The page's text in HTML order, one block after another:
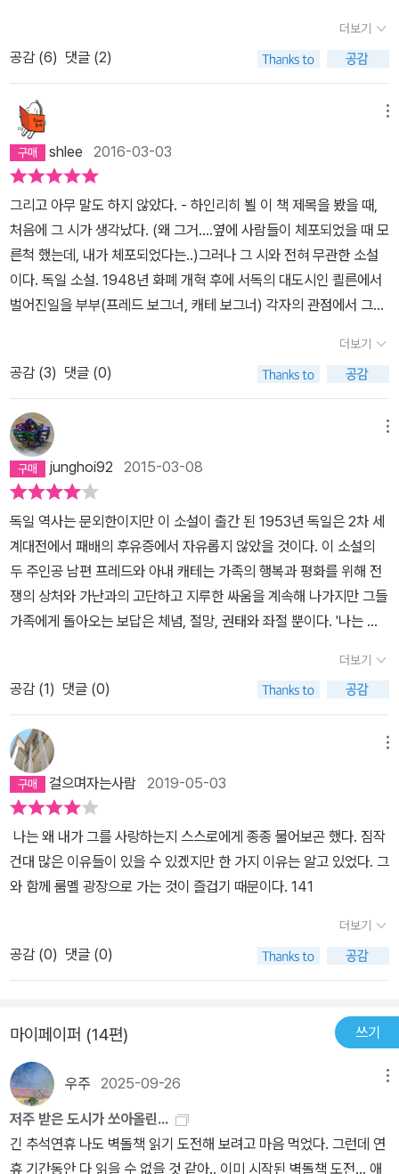
배경에는 무력감에 빠진 보그너 씨가 행사하는 가정폭력을 하나의 원
인으로 꼽을 수 있을 것이다. 도저히 벗어날 수 없을 것 같은 가난이
횡행하는 가운데서도, 하나 같이 살찐 가톨릭 사제들과 드로기스트
(일종의 쁘띠 부르주아)들의 구호가 난무하는 쾰른이라는 대도시의
삶은 사회적 양극화가 심각한 사회문제로 대두되고 있는 지금의 그것
과 다를 게 없다는 느낌이 불쑥 들었다. 제발트 선생 덕분에 독일 폐허
문학에 대해 많은 관심을 갖게 되었는데, 현장에서 패전 이후 독일의
비참한 현실을 직접 경험한 하인리히 뵐의 글을 통해 폐허문학의 실
체와 마주하게 되었다. 며칠 전에 7년 전에 산 책을 드디어 서가의 귀
퉁이에서 발견했다. 집에 멀쩡하게 있는 책을 두고 도서관에서 빌려
다 읽었다니. 리뷰도 어떻게 대강 쓴 그런 기분이다. 리뷰가 나의 기록
을 위한 것이라는 걸 생각한다면 썩 나쁘지 않은 것 같기도 하고. 그래
서 책은 빨랑 읽고 나서 바로 기억이 휘발되기 전에 써야 한다니깐.
하게 바라보고, 측은하지 않아보이는 아이들을 걱정하고-너무도 정
상적인 미소를 짓는 그들을 걱정하고-, 내심 아이들의 얼굴이 어둡기
를 바라는 캐테가-그러나 소설에서 이런 식의 노골적인 정서 표현은
일어나지 않는다- 나는 무서웠다. 캐테는 다른 이의 불행을 통해 보상
받고 싶은 것일지도 몰랐다. 더 행복해지기 위해 자신보다 불행한 사
람이 필요하다는 것은 소설과 현실의 맥락을 잇는, 인간의 본능 같은
것일까, 잠깐 그런 생각을 했다. 하지만 이것은약100년 쯤 전에 프랑
수아즈 사강이 <브람스를 좋아하세요?>에서 시몽을 바라보면서 했
던 생각이, 내 기억에 남아있는 것일 뿐이다. 아마도 캐테가 그런 여자
로 보였던 것은, 갑자기 사강의 소설이 머릿속에 떠올랐기 때문일 것
이다. 그렇다고 캐테를 아이들을 끔찍히 사랑하는 그저 어머니인 여
자로 바라볼 수 없는 노릇이다. 그녀에게는 욕망이 좌절된 채로 남아
프게 하는 프레드-아픈 만큼 계속 사랑하고, 버릴 수 없고, 품을 수도
유보된 상태의사랑을, 지속하고 싶어하는 캐테가 읽혔다. 그를 위해
더 예쁘게 보이고 싶고, 매춘부로 오인될지라도 꼬박꼬박 그를 만나
기 위해 호텔을 찾는 것이다.캐테는 이미 너무 많이 초라해진 여자고,
그나마 다행인 것은 프레드는 그녀에게 몇 번이고 반하는 남자라는
사실이다. 하지만 그런 프레드는 남편이나 아버지로 불리기에는 다소
부족한 사람이다. 그것이 그녀의 가장 큰 불행인 것이다.그러나 이 소
설은 분명히 해피엔딩이다.최근에 읽은 책들 중에서 가장 마음을 울
리는 끝이었다. 다시 처음, 첫 페이지로 돌아가 소설을 다시 시작하고
싶게 만들었다. 아주 단순한 끝이지만, 단순하지 않으면 어떻게 끝냈
을까 싶은 소설이었기에 이런 끝이 좋았다. 결국 아무 일도 일어나지
않았고, 어쩌면 이 소설의 마지막 페이지 그 이상의 시간이 지나간 후
소설인 것이 그나마 위안이 된다. 아직도 프레드가캐테와 한 침대에
누워, 자신에게 등을 보이고 그녀가 누워 있다는 이유로상처받았던,
그 장면이 잊히지 않는다. 불을 끈 방에서 보이지 않는 그녀가 등을 돌
리고 누웠는지 아닌지를 확인하기 위해 손을 뻗어보는 프레드. 사랑
이 계속된다는 것이 사람의 마음을 아프게 만들기도 한다. 그래서 생
각해보면 사랑하는 사람들은 나약해서 사랑에 빠지는 것이 아니라,
사랑에 빠져 있는 상태를 견딜만큼은 힘이 있기에 사랑에 빠지는 것
본 같은 경우 딱딱한 첫장이 삐거덕 거리면서 넘어가는 기분, 이렇게
얘기하면 꼭 변태 같겠지만 마치 세상의 첫날 드디어 불 끄고 더듬더
듬 거리면서 살짝 공간을 넓히는 그런 기분, 뭐? 진짜 변태라고? 중요
한 얘기하는 순간이니 그딴 건 나중에 결정하기로 하고, 첫문장을 딱
읽었는데, '일이 끝나고 급료로 받은 수표를 현금으로 바꾸기 위해 은
행에 갔다.' 어, 이거. 읽은 거다. 그러니 여지껏 사놓고 읽지 않았다고
반성했던 건 전부 헛지랄이었다. 내가 원래 책을 얌전하게 읽는 습관
이라 완벽하게 새 책인줄 알았다. 한 번 벌렸던 양장본의 하드커버도
꽉 끼는 책장 속에 오래 두면 다시 처음처럼 꼭 다물어지는 모양이다.
거 사람의 가랑이하고는 좀 다르네. (이쯤에서 난 변태성에 관한 번민
을 고민하기 시작한다.) 그래서 책을 읽으면 메모 형식의 아주 짧은
자국으로라도 독후감을 써야 하는 거다. 이런 지랄 하지 않게. 뭐 하긴
이래서 좋은 책 한 번 더 읽는 것이긴 하다. 내가 읽은 하인리히 뵐은
순서대로 세권. <카탈리나 블룸의 잃어버린 명예> <어느 어릿광대의
하자면, 각기 다른 출판사에서 다른 사람이 번역했고, 대체로 책 제목
짓기에 곤란을 느끼는 듯 상당히 제목이 긴 편이다. <카탈리나...>에
선 무소불위 제 4의 권력인 매스컴 앞에서 무너지는 개인성을 보며
뵐에 흥미를 느끼기 시작했고, <..어릿광대..>를 읽고는 단박에 뵐의
팬이 되기로 결정했으며 <...어릿광대..>에 얼마나 빠져버렸는지 이
<그리고...>는 읽었는지 안 읽었는지도 가물가물한 처지가 됐는데 그
건 이 책의 분량이 너무 얇기 때문이기도 하다는 결론을, 이번에 다시
읽으며 내렸는데 암만해도 핑계 혹은 변명 아냐? <카탈리나...> 역시
아무 독후감도 쓰지 않았지만 매스컴의 무지막지한 폭력을 아마 카프
고 있는 반면, <그리고...>는 프레드와 아내 캐테의 가난한 생활과 그
속의 사랑, 즉, 한 마디로 궁상스런 장면이 뇌속에서 특징지워지지 않
아서 그랬던 거 같다. 다시 읽어본 <그리고...>. 새삼스레 깜놀. 본문
이 230쪽 밖에 되지 않지만 읽으면서 쓸쓸함과 안타까움을 공기와
함께 내내 허파에 담을 수밖에 없게 만드는 뵐의 글. 전쟁 후 자신이
이렇게 살았었을까? 그래서 곤궁과 그것으로 인한 가족의 이산과 그
럼에도 넘쳐흐르는 가족애와 서로가 서로를 생각할 때마다 안타깝고
갈증하고 천천히 지쳐버리는 사랑과 가족애. 전쟁에 참전했던 자, 그
것이 전쟁을 겪음으로 해서 유발되었는지 전쟁이 아니더라도 주인공
프레드 안에 이미 내재해 있었는지 확실하게 밝히지는 않지만 혈관을
서를 밟을 수밖에 없는 피곤의 절정 속에 프레드는 오늘도 누군가에
더보기
공감 (6) 댓글 (2)
shlee 2016-03-03
그리고 아무 말도 하지 않았다. - 하인리히 뵐 이 책 제목을 봤을 때,
처음에 그 시가 생각났다. (왜 그거….옆에 사람들이 체포되었을 때 모
른척 했는데, 내가 체포되었다는..)그러나 그 시와 전혀 무관한 소설
이다. 독일 소설. 1948년 화폐 개혁 후에 서독의 대도시인 쾰른에서
벌어진일을 부부(프레드 보그너, 캐테 보그너) 각자의 관점에서 그린
징집된다. 그리고전쟁이 끝난 뒤 군대에서 배운 전화교환 기술로 성
당 전환교환수가 된다. 한달 임금 320마르크. 이게 정확히 얼마인지
모르겠지만, 부인과 아이 3명(클레멘스, 카를라)을 위해 제대로 된 집
한 채 구할 수 없을 정도로 찢어지게가난하다. 5식구가 위선적인 가
톨릭 신자 프랑케 부인 단칸방에서 눈치를 보며 살았는데, 프레드 보
그너가, 한 집에 살 수도 없을 만큼 물리적으로 좁기도하지만, 자신의
폭력성을 주체하지 못하고 집에 나와 떠돌이 생활을 한다. 가난 속의
아이들에게는, ‘절망스럽과 무의미한 겸손이 느껴진다’ 프레드와 캐
테는 가끔씩 숲에서, 공원에서, 모텔에서 만나 짧은 시간 동안 부부관
계를 맺는다. 캐테는 남편을만나면서 설레하지만, 그런 자신의 모습
이 한심하기도 하고 매춘 여성과 뭐가 다르냐고 반문한다. “난 매춘부
가 아니니까요. 난 매춘부들에게 아무런 반감도 없지만, 프레드, 난 매
춘부가 아니에요. 난당신을 만나러 와서 망가진 집의 현관이나 밭에
서 당신과 함께 있다가 집에가요. 끔찍해요. 전차에 오를 때마다 당신
다는 생각이 들어 끔찍하다고요. 그런여자들이 몸을 팔고 얼마나 받
는지는 잘 모르지만요’ 부인과 함께 밤을 보낼 모텔비를 구하기 위해
프레드가 돈을 빌리러 다닌다. 우여곡절끝에 부인과 모텔에서 지내는
데, 부인이 넷째를 임신한 사실을 알게 된다. 이 책의 역자해설에서는,
네번째 아이를 가진 캐테 역시 사회 부적응자라고보았다. 그 당시 아
이를 많이 갖지 말라는 사회적 권유가 있었다고 한다. 여하간, 책의 배
경으로 봐서도 네번째 아이는 정말 무책임하고 경솔한행동의 결과이
보며 헤어져야 하는거 아닌가라는 생각을 한다. 그러나, 프레드는부
인을 집으로 보내고 다시 성당으로 돌아와 권태와 좌절을 느끼게 하
는 성당에서 전화교환수 일을 하다가 부인과 헤어질 수 없다는 생각
난다..아. 프레드가 집에 가는구나…라는생각이 들면서도 뭔가 찜찜하
다. 복닥거리는 그 집에 돌아가서 뭘 어쩌란 말인가. 캐테와 아이들의
반응은 어떨까? 등등….그런데 역자해설이 흥미로웠다. ‘뵐은 원래 프
레드 보그너의 귀향을묘사하는 14장을 구사했지만 실제로 쓰지는 않
았다. 가난은사회적 책임이란 사실이 작품에서 분명히 제시되었는데
아내에 대한 사랑을 재발견하고 집에 돌아간다고 해서 사회적 환경이
더보기
공감 (3) 댓글 (0)
junghoi92 2015-03-08
독일 역사는 문외한이지만 이 소설이 출간 된 1953년 독일은 2차 세
계대전에서 패배의 후유증에서 자유롭지 않았을 것이다. 이 소설의
두 주인공 남편 프레드와 아내 캐테는 가족의 행복과 평화를 위해 전
쟁의 상처와 가난과의 고단하고 지루한 싸움을 계속해 나가지만 그들
가족에게 돌아오는 보답은 체념, 절망, 권태와 좌절 뿐이다. '나는 몇
9 '눈에 보이지도 않고 정의 내일수도 없지만 실제로 존재하는 가난
이라는 먼지는 나의 폐와 심장과 뇌에 쌓여, 내몸의 순환을 지배하며
이제 호흡곤란을 일으키고 있다' (프레드이 관점) p62 그러므로 빈
자(貧者)를 도와주고 구원해 줄 의무(?)가 있는 부자 (프랑케 부인)
들과 종교 (카톨릭 신부) 에 대한 반감과 증오는 어찌보면 당연한 감
정적 반응이다. '대부분의 신부들은 고행자처럼 보이는 행운을 누리
지 못했고, 거의가 너무 뚱둥하고 너무 건강해 보였다' p72 아내 캐
테는 남편 프레드를 사랑하지만 아이들을 지켜내기 위해서 남편과 헤
어지기로 결심한다. 소설에는 간접적으로만 묘사되어 있지만 프레드
는 2차 세계대전에서 고향으로 돌아온 후 외상후 스트레스 장애로 인
해 정상적인 가정이나 사회생활을 영위하지 못하는 참전용사의 전형
적인 모습이다. '애들이 즐겁게 떠들면 화가 나서 애들을 때렸다. 체벌
지만 그들에게 희망이 말라 버린 것은 아니다. 소설에서 부부의 닳아
헤졌지만 희미하나마 여전히 묶여있는 희망의 끈은 우연히 만난 간이
식당의 소녀와 바보 동생이다. 부부는 각자 시차를 두고 갔었던 간이
식당에서 마지막 아침 식사를 하고나서 헤어진다. 하지만 그들은 헤
어 지지 않을 것이다. 간이식당의 소녀와 바보 동생은 '그래도 삶은 지
속된다' 'The show must go on' 라는 상투적이지만 진실된 메시지
가 실현되는 그들의 미래의 모습이다. 소설속에서 거울이라는 상징적
더보기
공감 (1) 댓글 (0)
걸으며자는사람 2019-05-03
나는 왜 내가 그를 사랑하는지 스스로에게 종종 물어보곤 했다. 짐작
건대 많은 이유들이 있을 수 있겠지만 한 가지 이유는 알고 있었다. 그
와 함께 룸멜 광장으로 가는 것이 즐겁기 때문이다. 141
더보기
공감 (0) 댓글 (0)
마이페이퍼 (14편) 쓰기
우주 2025-09-26
저주 받은 도시가 쏘아올린...
긴 추석연휴 나도 벽돌책 읽기 도전해 보려고 마음 먹었다. 그런데 연
휴 기간동안 다 읽을 수 없을 것 같아.. 이미 시작된 벽돌책 도전... 애